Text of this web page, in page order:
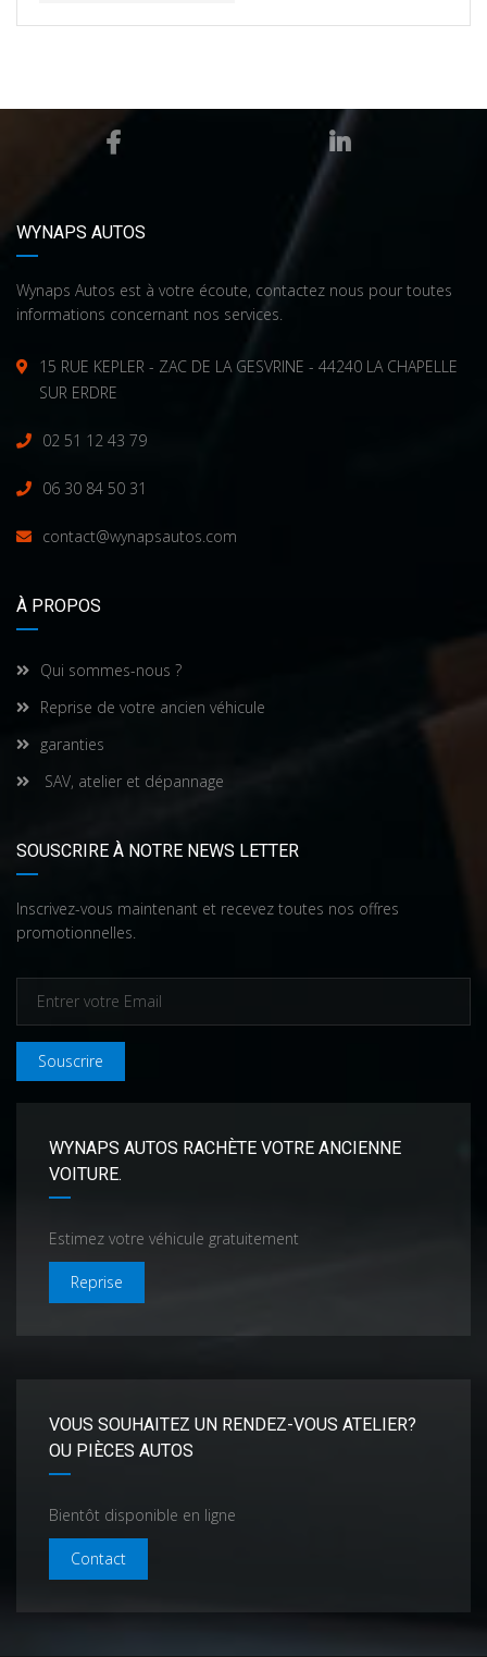
WYNAPS AUTOS
Wynaps Autos est à votre écoute, contactez nous pour toutes
informations concernant nos services.
15 RUE KEPLER - ZAC DE LA GESVRINE - 44240 LA CHAPELLE
SUR ERDRE
02 51 12 43 79
06 30 84 50 31
contact@wynapsautos.com
À PROPOS
Qui sommes-nous ?
Reprise de votre ancien véhicule
garanties
SAV, atelier et dépannage
SOUSCRIRE À NOTRE NEWS LETTER
Inscrivez-vous maintenant et recevez toutes nos offres
promotionnelles.
Souscrire
WYNAPS AUTOS RACHÈTE VOTRE ANCIENNE
VOITURE.
Estimez votre véhicule gratuitement
Reprise
VOUS SOUHAITEZ UN RENDEZ-VOUS ATELIER?
OU PIÈCES AUTOS
Bientôt disponible en ligne
Contact